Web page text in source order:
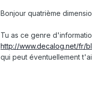
Bonjour quatrième
Tu as ce genre
http://www.decalog.net/fr/
qui peut éventuellement